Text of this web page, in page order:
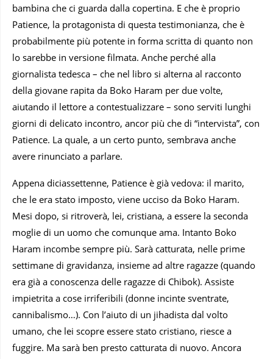
bambina che ci guarda dalla copertina. E che è proprio
Patience, la protagonista di questa testimonianza, che è
probabilmente più potente in forma scritta di quanto non
lo sarebbe in versione filmata. Anche perché alla
giornalista tedesca – che nel libro si alterna al racconto
della giovane rapita da Boko Haram per due volte,
aiutando il lettore a contestualizzare – sono serviti lunghi
giorni di delicato incontro, ancor più che di “intervista”, con
Patience. La quale, a un certo punto, sembrava anche
avere rinunciato a parlare.
Appena diciassettenne, Patience è già vedova: il marito,
che le era stato imposto, viene ucciso da Boko Haram.
Mesi dopo, si ritroverà, lei, cristiana, a essere la seconda
moglie di un uomo che comunque ama. Intanto Boko
Haram incombe sempre più. Sarà catturata, nelle prime
settimane di gravidanza, insieme ad altre ragazze (quando
era già a conoscenza delle ragazze di Chibok). Assiste
impietrita a cose irriferibili (donne incinte sventrate,
cannibalismo…). Con l’aiuto di un jihadista dal volto
umano, che lei scopre essere stato cristiano, riesce a
fuggire. Ma sarà ben presto catturata di nuovo. Ancora